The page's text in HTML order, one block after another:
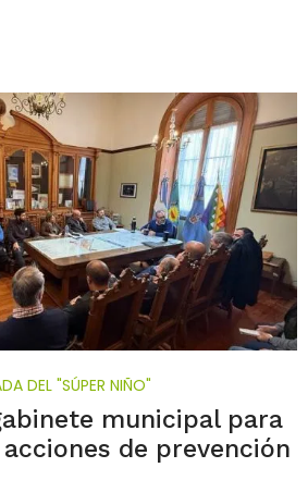
DEL "SÚPER NIÑO"
municipal para
de prevención